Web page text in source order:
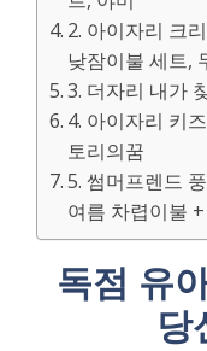
2. 아이자리 크
낮잠이불 세트,
3. 더자리 내가
4. 아이자리 키
토리의꿈
5. 썸머프렌드
여름 차렵이불
독점 유
당